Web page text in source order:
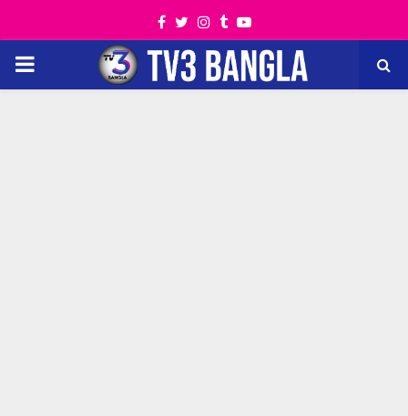
Facebook
TwitterInstagram
TumblrYoutube
PRIMARY